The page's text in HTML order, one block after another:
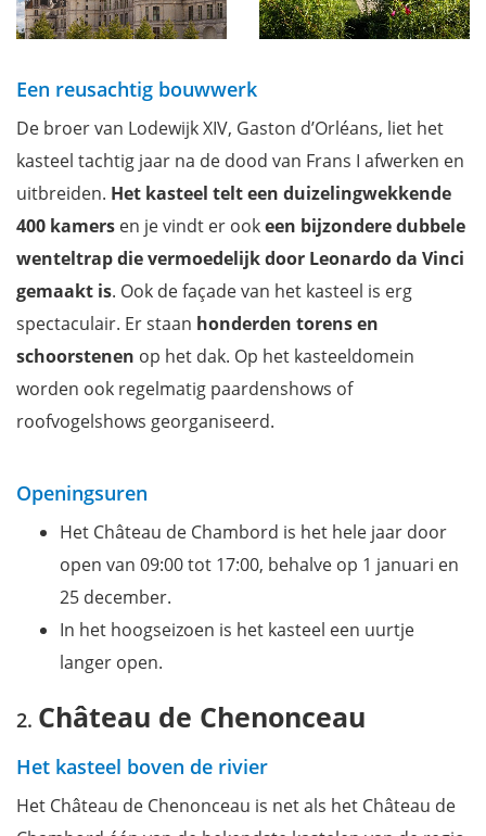
Een reusachtig bouwwerk
De broer van Lodewijk XIV, Gaston d’Orléans, liet het
kasteel tachtig jaar na de dood van Frans I afwerken en
uitbreiden. Het kasteel telteen duizelingwekkende
400 kamers en je vindt er ookeen bijzondere dubbele
wenteltrap die vermoedelijk door Leonardo da Vinci
gemaakt is. Ook de façade van het kasteel is erg
spectaculair. Er staan honderden torens en
schoorstenen op het dak. Op het kasteeldomein
worden ook regelmatig paardenshows of
roofvogelshows georganiseerd.
Openingsuren
Het Château de Chambord is het hele jaar door
open van 09:00 tot 17:00, behalve op 1 januari en
25 december.
In het hoogseizoen is het kasteel een uurtje
langer open.
Château de Chenonceau
Het kasteel boven de rivier
Het Château de Chenonceau is net als het Château de